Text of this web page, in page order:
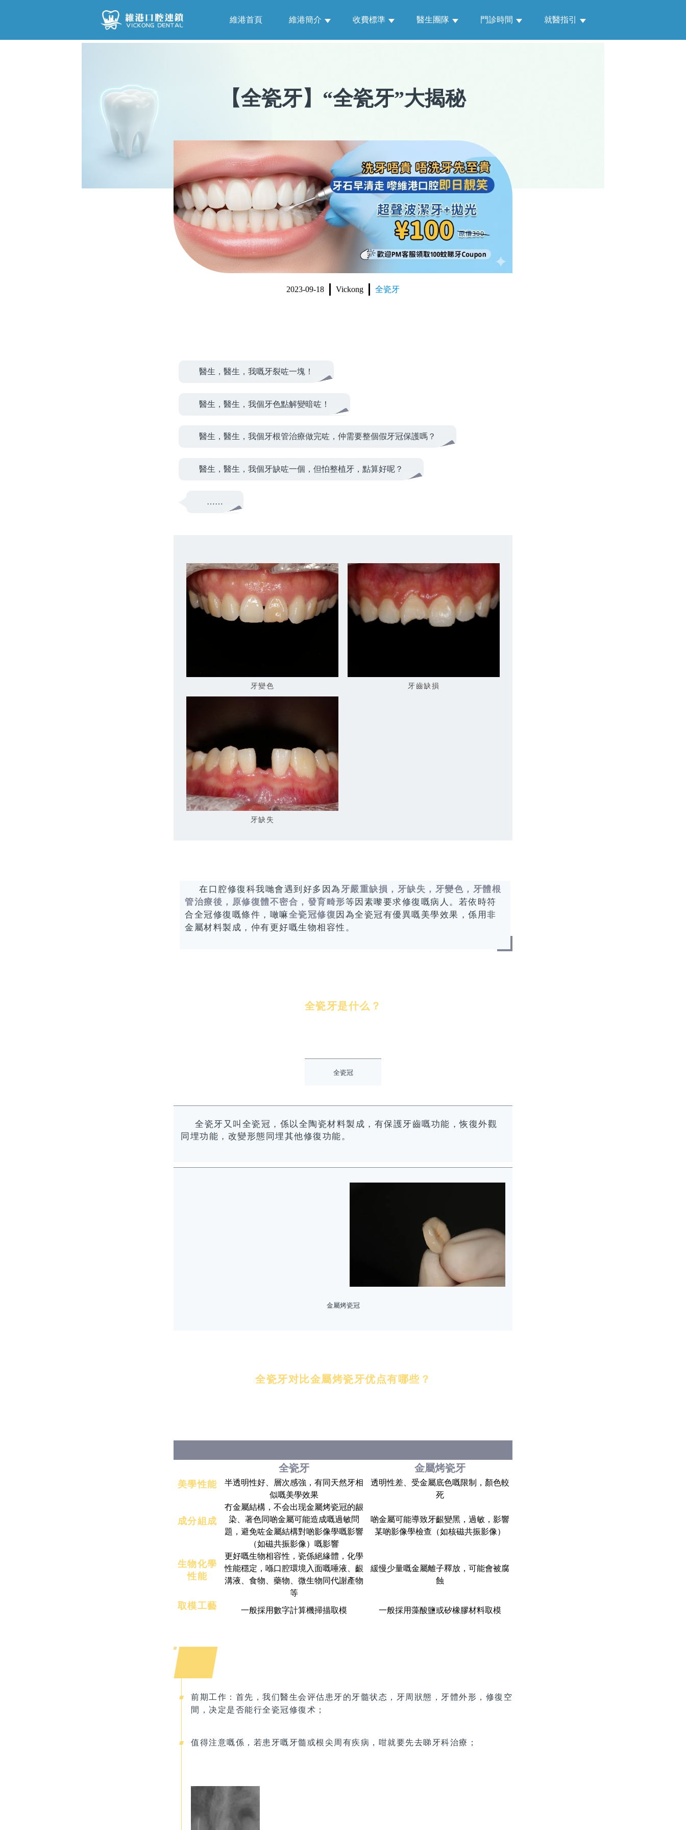
維港首頁 維港簡介 收費標準 醫生團隊 門診時間 就醫指引
【全瓷牙】 “全瓷牙”大揭秘
2023-09-18 Vickong 全瓷牙
醫生，醫生，我嘅牙裂咗一塊！
醫生，醫生，我個牙色點解變暗咗！
醫生，醫生，我個牙根管治療做完咗，仲需要整個假牙冠保護嗎？
醫生，醫生，我個牙缺咗一個，但怕整植牙，點算好呢？
……
牙變色 牙齒缺損
牙缺失
在口腔修復科我哋會遇到好多因為牙嚴重缺損，牙缺失，牙變色，牙體根
管治療後，原修復體不密合，發育畸形等因素嚟要求修復嘅病人。若依時符
合全冠修復嘅條件，噉嘛全瓷冠修復 因為全瓷冠有優異嘅美學效果，係用非
金屬材料製成，仲有更好嘅生物相容性。
全瓷牙是什么？
全瓷冠
全瓷牙又叫全瓷冠，係以全陶瓷材料製成，有保護牙齒嘅功能，恢復外觀
同埋功能，改變形態同埋其他修復功能。
金屬烤瓷冠
全瓷牙对比金屬烤瓷牙优点有哪些？
全瓷牙 金屬烤瓷牙
美學性能
半透明性好、層次感強，有同天然牙相
似嘅美學效果
透明性差、受金屬底色嘅限制，顏色較
死
成分組成
冇金屬結構，不会出现金屬烤瓷冠的龈
染、著色同啲金屬可能造成嘅過敏問
題，避免咗金屬結構對啲影像學嘅影響
（如磁共振影像）嘅影響
啲金屬可能導致牙齦變黑，過敏，影響
某啲影像學檢查（如核磁共振影像）
生物化學
性能
更好嘅生物相容性，瓷係絕緣體，化學
性能穩定，喺口腔環境入面嘅唾液、齦
溝液、食物、藥物、微生物同代謝產物
等
緩慢少量嘅金屬離子釋放，可能會被腐
蝕
取模工藝 一般採用數字計算機掃描取模 一般採用藻酸鹽或矽橡膠材料取模
前期工作：首先，我们醫生会评估患牙的牙髓状态，牙周狀態，牙體外形，修復空
間，决定是否能行全瓷冠修復术；
值得注意嘅係，若患牙嘅牙髓或根尖周有疾病，咁就要先去睇牙科治療；